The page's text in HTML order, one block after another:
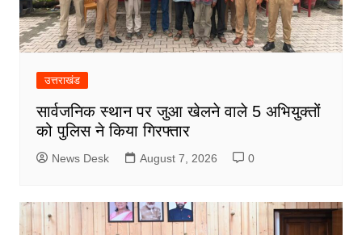
उत्तराखंड
सार्वजनिक स्थान पर जुआ खेलने वाले 5 अभियुक्तों
को पुलिस ने किया गिरफ्तार
News Desk August 7, 2026 0